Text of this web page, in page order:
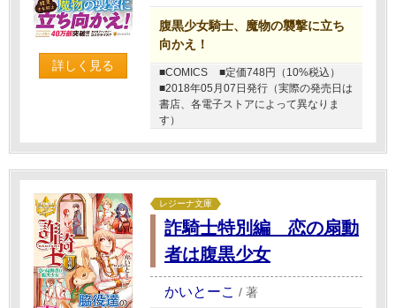
詳しく見る
腹黒少女騎士、魔物の襲撃に立ち
向かえ！
■COMICS
■定価748円（10%税込）
■2018年05月07日発行（実際の発売日は
書店、各電子ストアによって異なりま
す）
レジーナ文庫
詐騎士特別編 恋の扇動
者は腹黒少女
かいとーこ / 著